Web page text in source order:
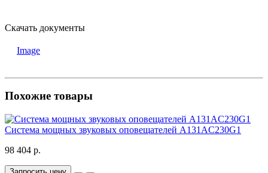
Скачать документы
Image
Похожие товары
Система мощных звуковых оповещателей A131AC230G1
98 404 р.